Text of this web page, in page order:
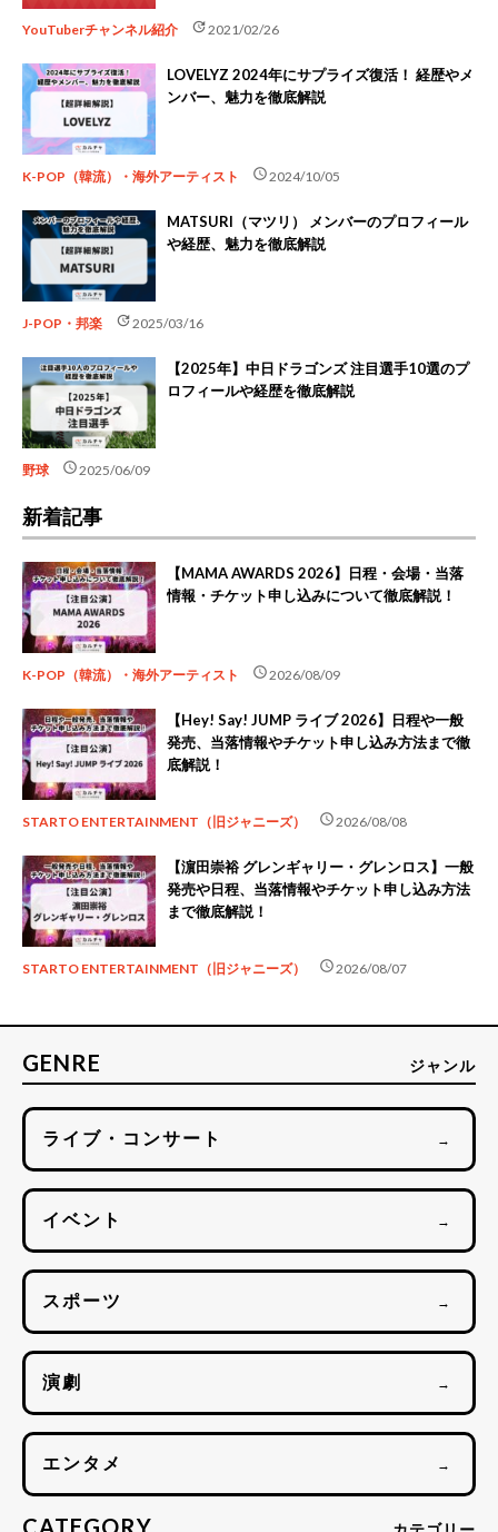
YouTuberチャンネル紹介 update2021/02/26
LOVELYZ 2024年にサプライズ復活！ 経歴やメ
ンバー、魅力を徹底解説
K-POP（韓流）・海外アーティスト schedule2024/10/05
MATSURI（マツリ） メンバーのプロフィール
や経歴、魅力を徹底解説
J-POP・邦楽 update2025/03/16
【2025年】中日ドラゴンズ 注目選手10選のプ
ロフィールや経歴を徹底解説
野球 schedule2025/06/09
新着記事
【MAMA AWARDS 2026】日程・会場・当落
情報・チケット申し込みについて徹底解説！
K-POP（韓流）・海外アーティスト schedule2026/08/09
【Hey! Say! JUMP ライブ 2026】日程や一般
発売、当落情報やチケット申し込み方法まで徹
底解説！
STARTO ENTERTAINMENT（旧ジャニーズ） schedule2026/08/08
【濵田崇裕 グレンギャリー・グレンロス】一般
発売や日程、当落情報やチケット申し込み方法
まで徹底解説！
STARTO ENTERTAINMENT（旧ジャニーズ） schedule2026/08/07
GENRE ジャンル
ライブ・コンサート →
イベント →
スポーツ →
演劇 →
エンタメ →
CATEGORY